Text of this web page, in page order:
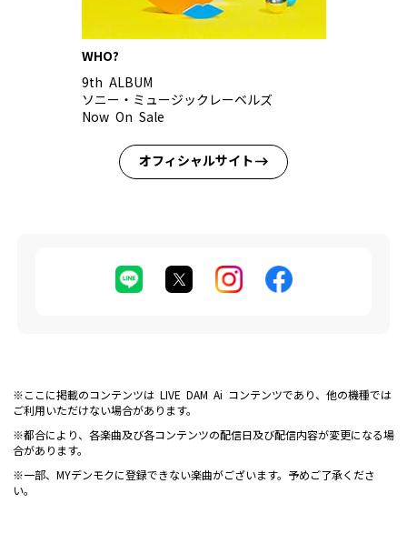
WHO?
9th ALBUM
ソニー・ミュージックレーベルズ
Now On Sale
オフィシャルサイト
※ここに掲載のコンテンツは LIVE DAM Ai コンテンツであり、他の機種では
ご利用いただけない場合があります。
※都合により、各楽曲及び各コンテンツの配信日及び配信内容が変更になる場
合があります。
※一部、MYデンモクに登録できない楽曲がございます。予めご了承くださ
い。